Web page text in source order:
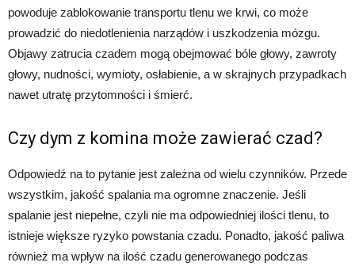
powoduje zablokowanie transportu tlenu we krwi, co może
prowadzić do niedotlenienia narządów i uszkodzenia mózgu.
Objawy zatrucia czadem mogą obejmować bóle głowy, zawroty
głowy, nudności, wymioty, osłabienie, a w skrajnych przypadkach
nawet utratę przytomności i śmierć.
Czy dym z komina może zawierać czad?
Odpowiedź na to pytanie jest zależna od wielu czynników. Przede
wszystkim, jakość spalania ma ogromne znaczenie. Jeśli
spalanie jest niepełne, czyli nie ma odpowiedniej ilości tlenu, to
istnieje większe ryzyko powstania czadu. Ponadto, jakość paliwa
również ma wpływ na ilość czadu generowanego podczas